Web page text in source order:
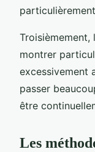
Troisièmement,
montrer
excessivement
passer
être
Les